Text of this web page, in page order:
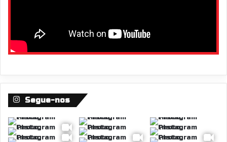
Segue-nos